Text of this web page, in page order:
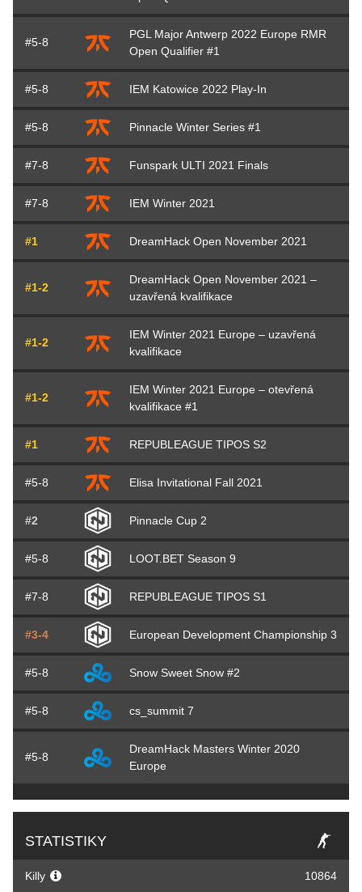
#5-8
PGL Major Antwerp 2022 Europe RMR
Open Qualifier #1
#5-8 IEM Katowice 2022 Play-In
#5-8 Pinnacle Winter Series #1
#7-8 Funspark ULTI 2021 Finals
#7-8 IEM Winter 2021
#1 DreamHack Open November 2021
#1-2
DreamHack Open November 2021 –
uzavřená kvalifikace
#1-2
IEM Winter 2021 Europe – uzavřená
kvalifikace
#1-2
IEM Winter 2021 Europe – otevřená
kvalifikace #1
#1 REPUBLEAGUE TIPOS S2
#5-8 Elisa Invitational Fall 2021
#2 Pinnacle Cup 2
#5-8 LOOT.BET Season 9
#7-8 REPUBLEAGUE TIPOS S1
#3-4 European Development Championship 3
#5-8 Snow Sweet Snow #2
#5-8 cs_summit 7
#5-8
DreamHack Masters Winter 2020
Europe
STATISTIKY
Killy 10864